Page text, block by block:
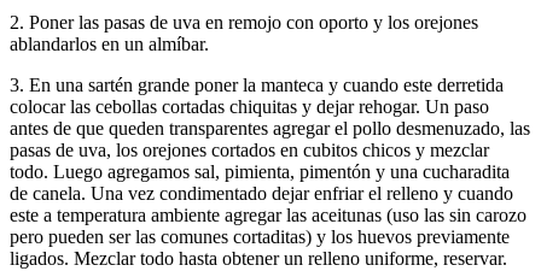
2. Poner las pasas de uva en remojo con oporto y los orejones
ablandarlos en un almíbar.
3. En una sartén grande poner la manteca y cuando este derretida
colocar las cebollas cortadas chiquitas y dejar rehogar. Un paso
antes de que queden transparentes agregar el pollo desmenuzado, las
pasas de uva, los orejones cortados en cubitos chicos y mezclar
todo. Luego agregamos sal, pimienta, pimentón y una cucharadita
de canela. Una vez condimentado dejar enfriar el relleno y cuando
este a temperatura ambiente agregar las aceitunas (uso las sin carozo
pero pueden ser las comunes cortaditas) y los huevos previamente
ligados. Mezclar todo hasta obtener un relleno uniforme, reservar.